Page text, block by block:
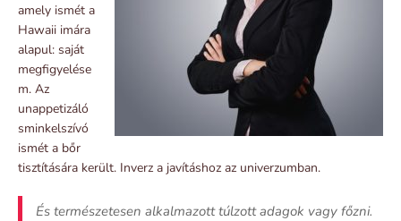
amely ismét a
Hawaii imára
alapul: saját
megfigyelése
m. Az
unappetizáló
sminkelszívó
ismét a bőr
tisztítására került. Inverz a javításhoz az univerzumban.
És természetesen alkalmazott túlzott adagok vagy főzni.